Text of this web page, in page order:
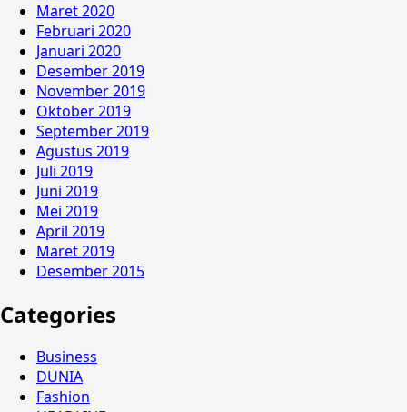
Maret 2020
Februari 2020
Januari 2020
Desember 2019
November 2019
Oktober 2019
September 2019
Agustus 2019
Juli 2019
Juni 2019
Mei 2019
April 2019
Maret 2019
Desember 2015
Categories
Business
DUNIA
Fashion